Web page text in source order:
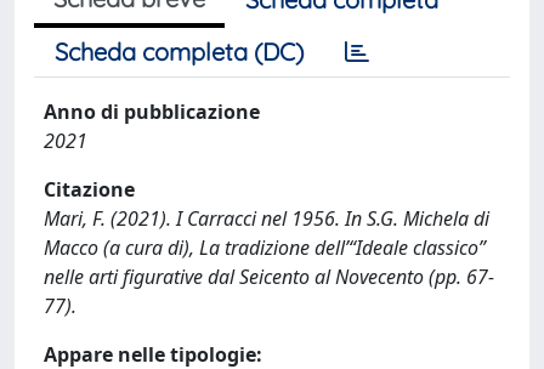
Scheda completa (DC)
Anno di pubblicazione
2021
Citazione
Mari, F. (2021). I Carracci nel 1956. In S.G. Michela di
Macco (a cura di), La tradizione dell’“Ideale classico”
nelle arti figurative dal Seicento al Novecento (pp. 67-
77).
Appare nelle tipologie: